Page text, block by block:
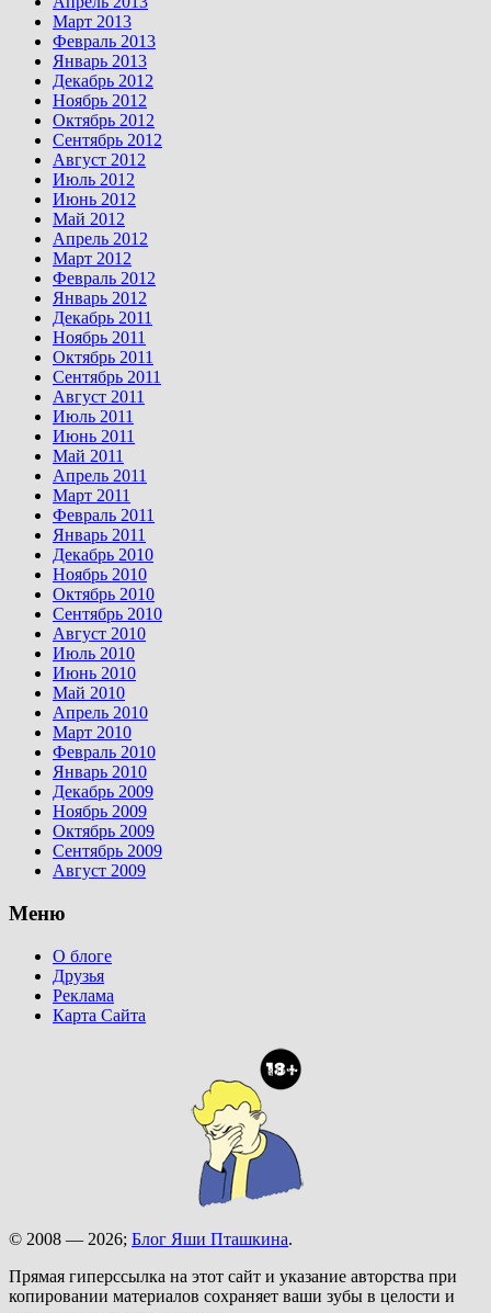
Март 2013
Февраль 2013
Январь 2013
Декабрь 2012
Ноябрь 2012
Октябрь 2012
Сентябрь 2012
Август 2012
Июль 2012
Июнь 2012
Май 2012
Апрель 2012
Март 2012
Февраль 2012
Январь 2012
Декабрь 2011
Ноябрь 2011
Октябрь 2011
Сентябрь 2011
Август 2011
Июль 2011
Июнь 2011
Май 2011
Апрель 2011
Март 2011
Февраль 2011
Январь 2011
Декабрь 2010
Ноябрь 2010
Октябрь 2010
Сентябрь 2010
Август 2010
Июль 2010
Июнь 2010
Май 2010
Апрель 2010
Март 2010
Февраль 2010
Январь 2010
Декабрь 2009
Ноябрь 2009
Октябрь 2009
Сентябрь 2009
Август 2009
Меню
О блоге
Друзья
Реклама
Карта Сайта
© 2008 — 2026; Блог Яши Пташкина.
Прямая гиперссылка на этот сайт и указание авторства при
копировании материалов сохраняет ваши зубы в целости и